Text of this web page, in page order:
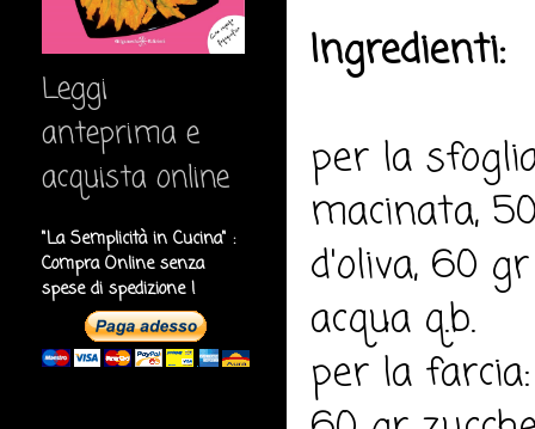
Ingredienti:
per la
macinata,
d'oliva, 60
acqua q.b.
per la
Leggi
anteprima e
acquista online
"La Semplicità in Cucina" :
Compra Online senza
spese di spedizione !